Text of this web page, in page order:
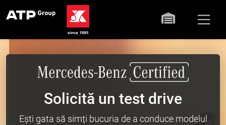
Solicită un test drive
Ești gata să simți bucuria de a conduce modelul